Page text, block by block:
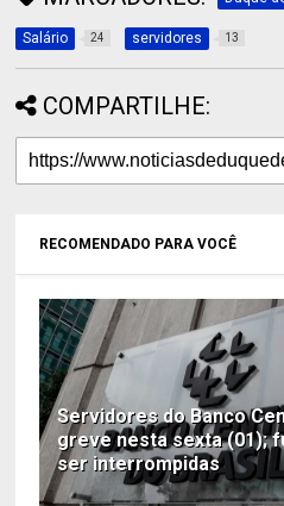
Salário 24 servidores 13
COMPARTILHE:
RECOMENDADO PARA VOCÊ
Servidores do Banco
greve nesta sexta (01);
ser interrompidas